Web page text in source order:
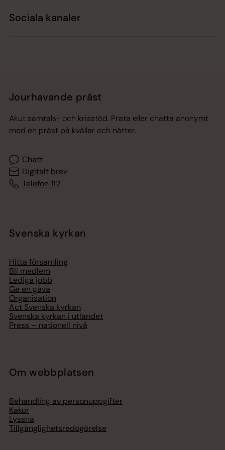
Sociala kanaler
Jourhavande präst
Akut samtals- och krisstöd. Prata eller chatta anonymt
med en präst på kvällar och nätter.
Chatt
Digitalt brev
Telefon 112
Svenska kyrkan
Hitta församling
Bli medlem
Lediga jobb
Ge en gåva
Organisation
Act Svenska kyrkan
Svenska kyrkan i utlandet
Press – nationell nivå
Om webbplatsen
Behandling av personuppgifter
Kakor
Lyssna
Tillgänglighetsredogörelse